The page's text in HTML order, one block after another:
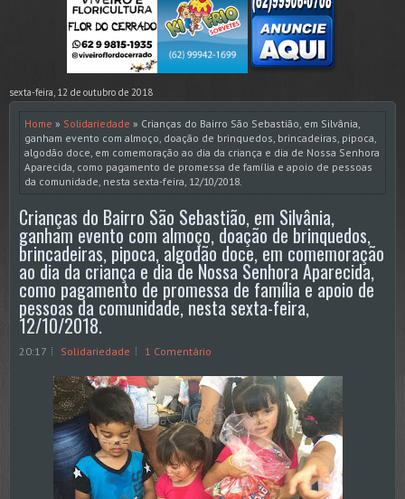
sexta-feira, 12 de outubro de 2018
Home » Solidariedade » Crianças do Bairro São Sebastião, em Silvânia,
ganham evento com almoço, doação de brinquedos, brincadeiras, pipoca,
algodão doce, em comemoração ao dia da criança e dia de Nossa Senhora
Aparecida, como pagamento de promessa de família e apoio de pessoas
da comunidade, nesta sexta-feira, 12/10/2018.
Crianças do Bairro São Sebastião, em Silvânia,
ganham evento com almoço, doação de brinquedos,
brincadeiras, pipoca, algodão doce, em comemoração
ao dia da criança e dia de Nossa Senhora Aparecida,
como pagamento de promessa de família e apoio de
pessoas da comunidade, nesta sexta-feira,
12/10/2018.
20:17 Solidariedade 1 Comentário